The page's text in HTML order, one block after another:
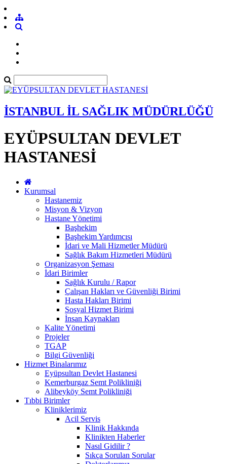
İSTANBUL İL SAĞLIK MÜDÜRLÜĞÜ
EYÜPSULTAN DEVLET
HASTANESİ
Kurumsal
Hastanemiz
Misyon & Vizyon
Hastane Yönetimi
Başhekim
Başhekim Yardımcısı
İdari ve Mali Hizmetler Müdürü
Sağlık Bakım Hizmetleri Müdürü
Organizasyon Şeması
İdari Birimler
Sağlık Kurulu / Rapor
Çalışan Hakları ve Güvenliği Birimi
Hasta Hakları Birimi
Sosyal Hizmet Birimi
İnsan Kaynakları
Kalite Yönetimi
Projeler
TGAP
Bilgi Güvenliği
Hizmet Binalarımız
Eyüpsultan Devlet Hastanesi
Kemerburgaz Semt Polikliniği
Alibeyköy Semt Polikliniği
Tıbbi Birimler
Kliniklerimiz
Acil Servis
Klinik Hakkında
Klinikten Haberler
Nasıl Gidilir ?
Sıkça Sorulan Sorular